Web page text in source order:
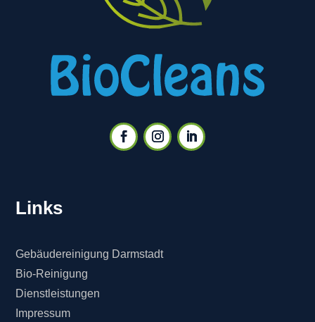
Links
Gebäudereinigung Darmstadt
Bio-Reinigung
Dienstleistungen
Impressum